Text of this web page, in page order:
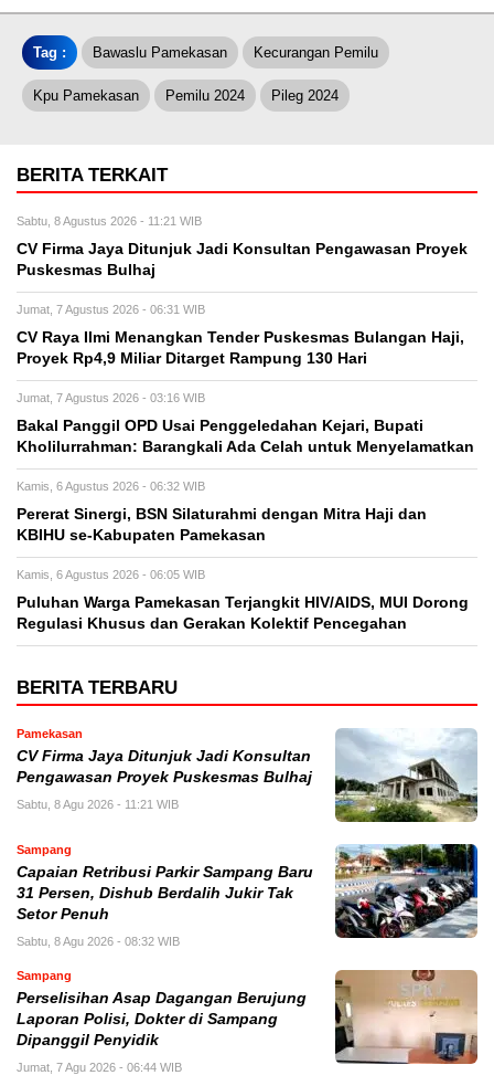
Tag : Bawaslu Pamekasan Kecurangan Pemilu
Kpu Pamekasan Pemilu 2024 Pileg 2024
BERITA TERKAIT
Sabtu, 8 Agustus 2026 - 11:21 WIB
CV Firma Jaya Ditunjuk Jadi Konsultan Pengawasan Proyek
Puskesmas Bulhaj
Jumat, 7 Agustus 2026 - 06:31 WIB
CV Raya Ilmi Menangkan Tender Puskesmas Bulangan Haji,
Proyek Rp4,9 Miliar Ditarget Rampung 130 Hari
Jumat, 7 Agustus 2026 - 03:16 WIB
Bakal Panggil OPD Usai Penggeledahan Kejari, Bupati
Kholilurrahman: Barangkali Ada Celah untuk Menyelamatkan
Kamis, 6 Agustus 2026 - 06:32 WIB
Pererat Sinergi, BSN Silaturahmi dengan Mitra Haji dan
KBIHU se-Kabupaten Pamekasan
Kamis, 6 Agustus 2026 - 06:05 WIB
Puluhan Warga Pamekasan Terjangkit HIV/AIDS, MUI Dorong
Regulasi Khusus dan Gerakan Kolektif Pencegahan
BERITA TERBARU
Pamekasan
CV Firma Jaya Ditunjuk Jadi Konsultan
Pengawasan Proyek Puskesmas Bulhaj
Sabtu, 8 Agu 2026 - 11:21 WIB
Sampang
Capaian Retribusi Parkir Sampang Baru
31 Persen, Dishub Berdalih Jukir Tak
Setor Penuh
Sabtu, 8 Agu 2026 - 08:32 WIB
Sampang
Perselisihan Asap Dagangan Berujung
Laporan Polisi, Dokter di Sampang
Dipanggil Penyidik
Jumat, 7 Agu 2026 - 06:44 WIB